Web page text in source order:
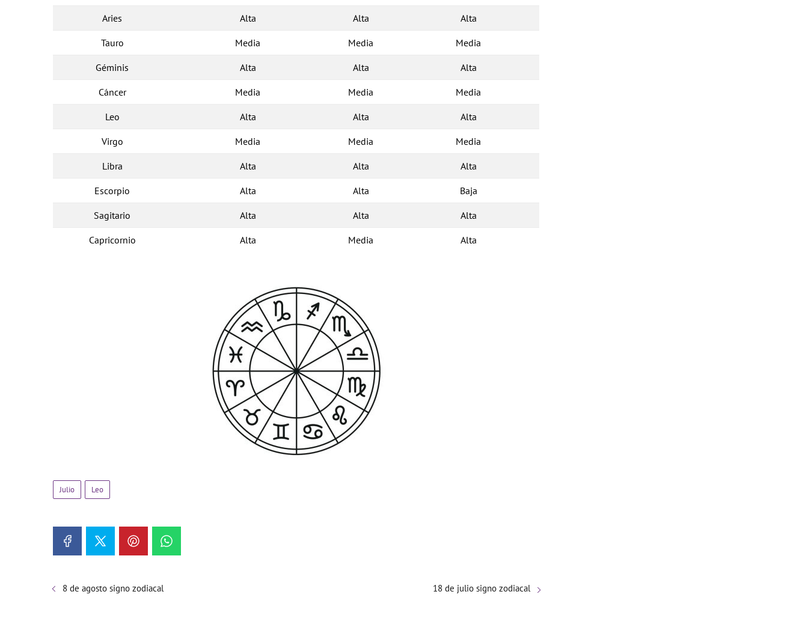
Aries Alta Alta Alta
Tauro Media Media Media
Géminis Alta Alta Alta
Cáncer Media Media Media
Leo Alta Alta Alta
Virgo Media Media Media
Libra Alta Alta Alta
Escorpio Alta Alta Baja
Sagitario Alta Alta Alta
Capricornio Alta Media Alta
Julio Leo
8 de agosto signo zodiacal 18 de julio signo zodiacal